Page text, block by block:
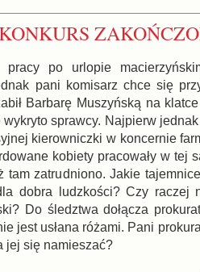
po urlopie
pani komisarz chce się
Barbarę Muszyńską na
sprawcy. Najpierw
kierowniczki w koncernie
kobiety pracowały w tej
tam zatrudniono. Jakie
dobra ludzkości? Czy
Do śledztwa dołącza
jest usłana różami. Pani
jej się namieszać?